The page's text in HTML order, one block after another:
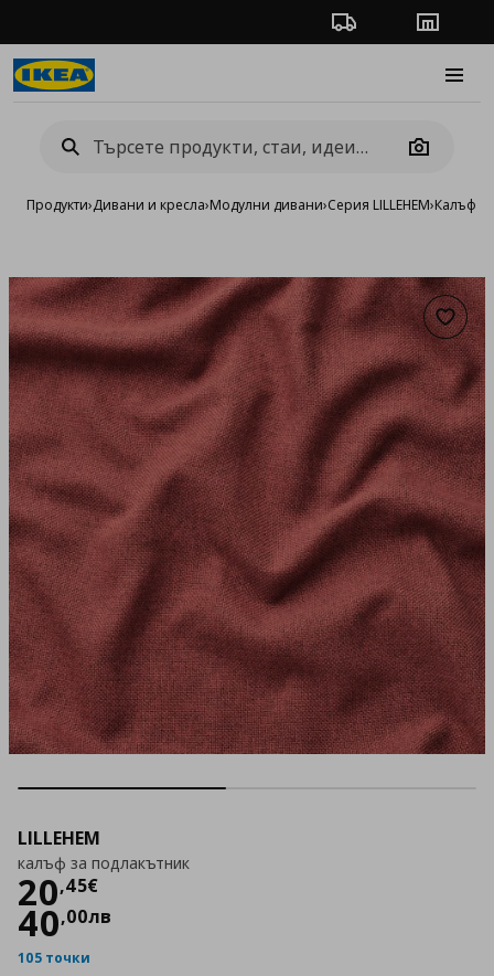
Проследяване на
Camera
Продукти›Дивани и кресла›Модулни дивани›Серия LILLEHEM›Калъфи
LILLEHEM
калъф за подлакътник
20,45€
Цена
40,00лв
105 точки